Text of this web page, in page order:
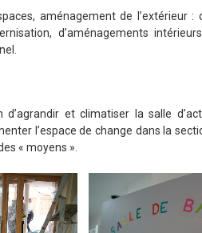
aménagement de l’extérieur :
d’aménagements
et climatiser la salle
l’espace de change dans la
« moyens ».